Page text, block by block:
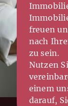
freuen
nach
zu sein.
Nutzen
einem
darauf,